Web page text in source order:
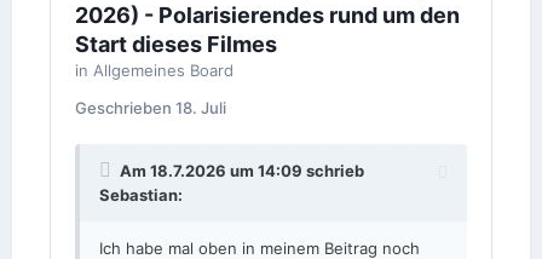
2026) - Polarisierendes rund um den
Start dieses Filmes
in Allgemeines Board
Geschrieben 18. Juli
Am 18.7.2026 um 14:09 schrieb
Sebastian:
Ich habe mal oben in meinem Beitrag noch